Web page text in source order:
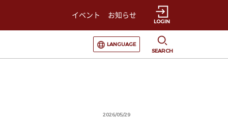
イベント お知らせ
LOGIN
選択すると言語の切替が発生します
LANGUAGE
SEARCH
2026/05/29